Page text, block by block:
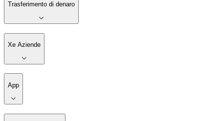
Trasferimento di denaro
Xe Aziende
App